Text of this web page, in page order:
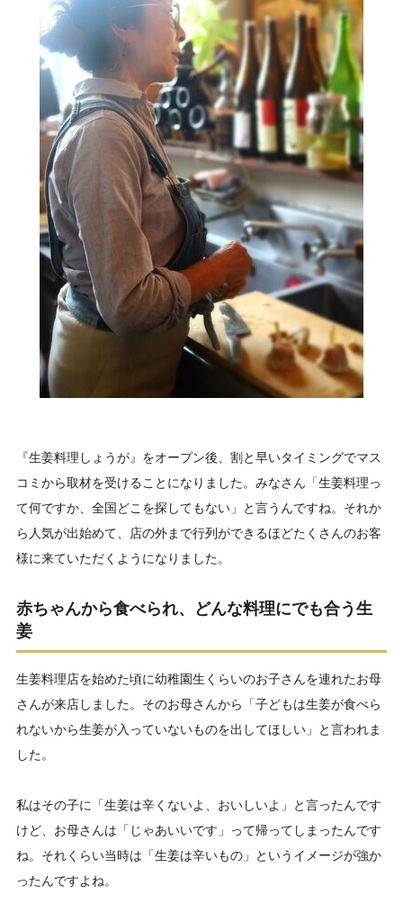
『生姜料理しょうが』をオープン後、割と早いタイミングでマス
コミから取材を受けることになりました。みなさん「生姜料理っ
て何ですか、全国どこを探してもない」と言うんですね。それか
ら人気が出始めて、店の外まで行列ができるほどたくさんのお客
様に来ていただくようになりました。
赤ちゃんから食べられ、どんな料理にでも合う生
姜
生姜料理店を始めた頃に幼稚園生くらいのお子さんを連れたお母
さんが来店しました。そのお母さんから「子どもは生姜が食べら
れないから生姜が入っていないものを出してほしい」と言われま
した。
私はその子に「生姜は辛くないよ、おいしいよ」と言ったんです
けど、お母さんは「じゃあいいです」って帰ってしまったんです
ね。それくらい当時は「生姜は辛いもの」というイメージが強か
ったんですよね。